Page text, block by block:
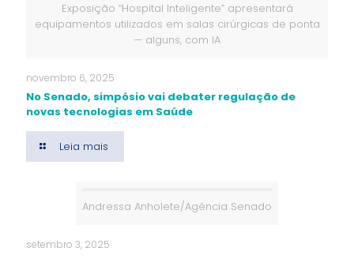
Exposição “Hospital Inteligente” apresentará
equipamentos utilizados em salas cirúrgicas de ponta
— alguns, com IA
novembro 6, 2025
No Senado, simpósio vai debater regulação de
novas tecnologias em Saúde
Leia mais
Andressa Anholete/Agência Senado
setembro 3, 2025